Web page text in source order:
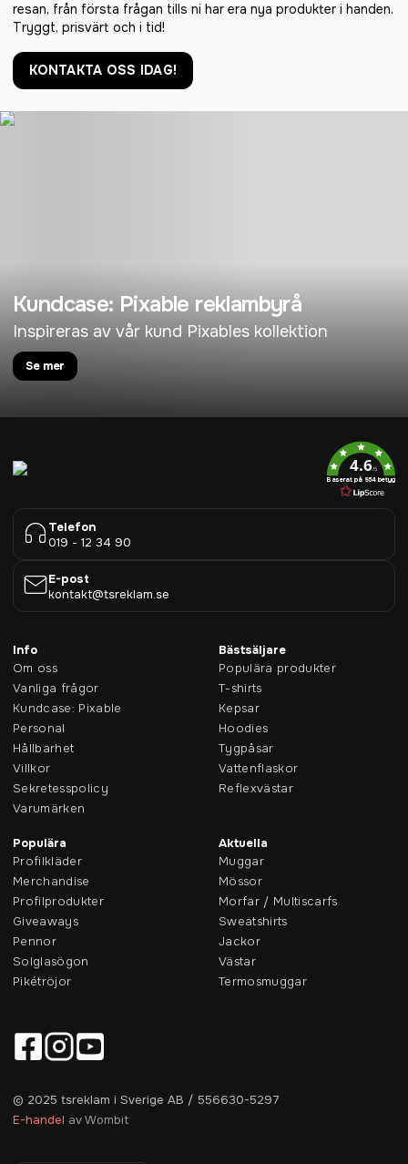
resan, från första frågan tills ni har era nya produkter i handen.
Tryggt, prisvärt och i tid!
KONTAKTA OSS IDAG!
Kundcase: Pixable reklambyrå
Inspireras av vår kund Pixables kollektion
Se mer
4.6/5
Baserat på 954 betyg
Telefon
019 - 12 34 90
E-post
kontakt@tsreklam.se
Info
Om oss
Vanliga frågor
Kundcase: Pixable
Personal
Hållbarhet
Villkor
Sekretesspolicy
Varumärken
Bästsäljare
Populära produkter
T-shirts
Kepsar
Hoodies
Tygpåsar
Vattenflaskor
Reflexvästar
Populära
Profilkläder
Merchandise
Profilprodukter
Giveaways
Pennor
Solglasögon
Pikétröjor
Aktuella
Muggar
Mössor
Morfar / Multiscarfs
Sweatshirts
Jackor
Västar
Termosmuggar
© 2025 tsreklam i Sverige AB / 556630-5297
E-handel av Wombit